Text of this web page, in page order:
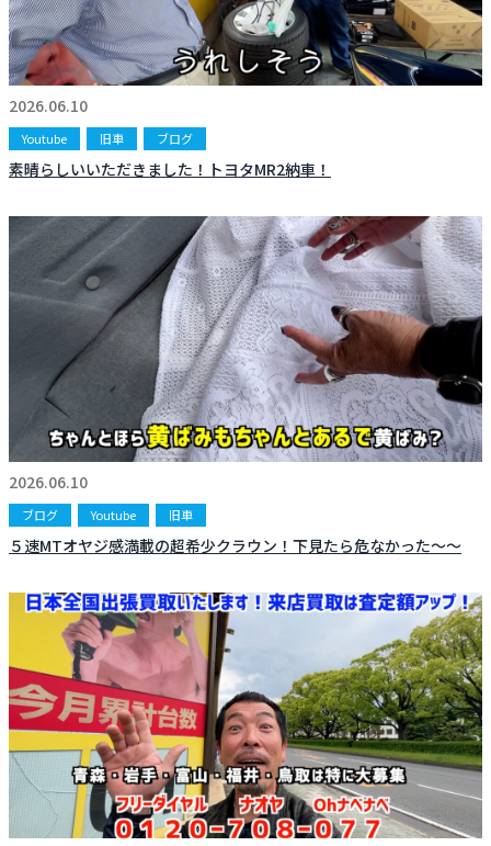
2026.06.10
Youtube 旧車 ブログ
素晴らしいいただきました！トヨタMR2納車！
2026.06.10
ブログ Youtube 旧車
５速MTオヤジ感満載の超希少クラウン！下見たら危なかった〜〜